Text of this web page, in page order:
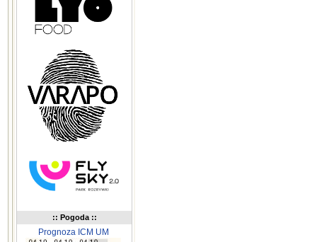
:: Pogoda ::
Prognoza ICM UM